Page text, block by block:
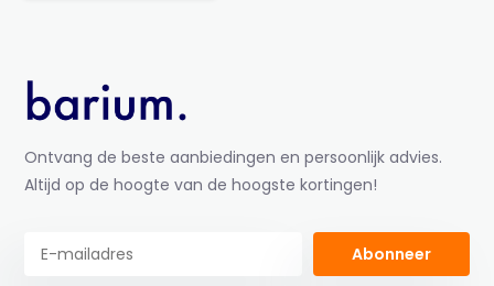
Ontvang de beste aanbiedingen en persoonlijk advies.
Altijd op de hoogte van de hoogste kortingen!
Abonneer